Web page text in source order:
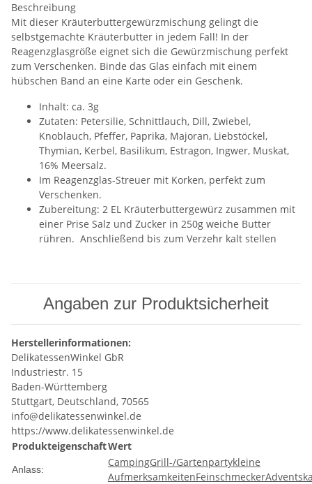
Beschreibung
Mit dieser Kräuterbuttergewürzmischung gelingt die
selbstgemachte Kräuterbutter in jedem Fall! In der
Reagenzglasgröße eignet sich die Gewürzmischung perfekt
zum Verschenken. Binde das Glas einfach mit einem
hübschen Band an eine Karte oder ein Geschenk.
Inhalt: ca. 3g
Zutaten: Petersilie, Schnittlauch, Dill, Zwiebel,
Knoblauch, Pfeffer, Paprika, Majoran, Liebstöckel,
Thymian, Kerbel, Basilikum, Estragon, Ingwer, Muskat,
16% Meersalz.
Im Reagenzglas-Streuer mit Korken, perfekt zum
Verschenken.
Zubereitung: 2 EL Kräuterbuttergewürz zusammen mit
einer Prise Salz und Zucker in 250g weiche Butter
rühren. Anschließend bis zum Verzehr kalt stellen
Angaben zur Produktsicherheit
Herstellerinformationen:
DelikatessenWinkel GbR
Industriestr. 15
Baden-Württemberg
Stuttgart, Deutschland, 70565
info@delikatessenwinkel.de
https://www.delikatessenwinkel.de
ProdukteigenschaftWert
Anlass:
CampingGrill-/Gartenpartykleine
AufmerksamkeitenFeinschmecker